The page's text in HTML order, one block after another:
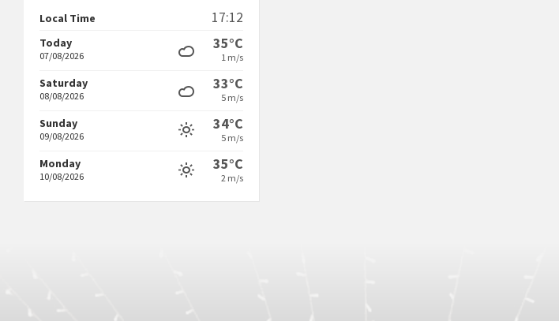
Local Time 17:12
Today
07/08/2026
35°C
1 m/s
Saturday
08/08/2026
33°C
5 m/s
Sunday
09/08/2026
34°C
5 m/s
Monday
10/08/2026
35°C
2 m/s